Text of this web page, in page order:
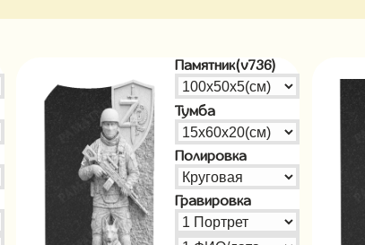
Памятник(v736)
Тумба
Полировка
Гравировка